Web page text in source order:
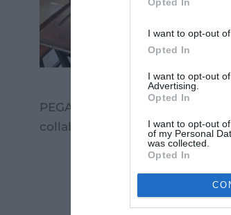
I want to opt-out
Opted In
I want to opt-out
Advertising.
Opted In
I want to opt-out
of my Personal
was collected.
Opted In
PEGASE continue de
collaboration étroite avec les